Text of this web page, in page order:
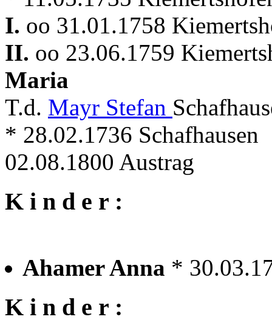
I. oo 31.01.1758
II. oo 23.06.1759
Maria
T.d. Mayr Stefan
* 28.02.1736 Schafhausen
02.08.1800 Austrag
K i n d e r :
Ahamer Anna *
K i n d e r :